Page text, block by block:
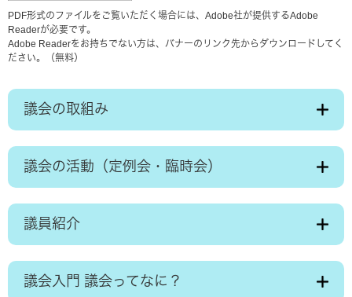
PDF形式のファイルをご覧いただく場合には、Adobe社が提供するAdobe
Readerが必要です。
Adobe Readerをお持ちでない方は、バナーのリンク先からダウンロードしてく
ださい。（無料）
議会の取組み
議会の活動（定例会・臨時会）
議員紹介
議会入門 議会ってなに？